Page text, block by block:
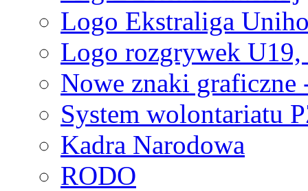
Logo Ekstraliga
Logo rozgrywek
Nowe znaki graficzne
System wolontariatu
Kadra Narodowa
RODO